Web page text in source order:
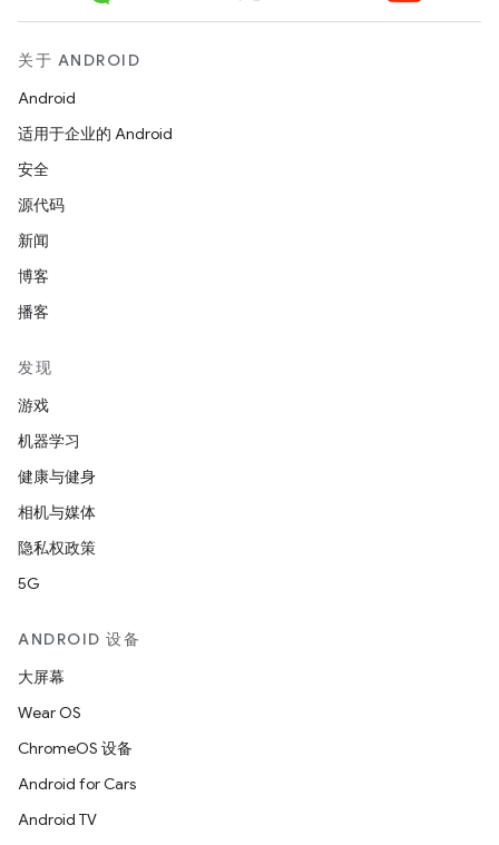
关于 ANDROID
Android
适用于企业的 Android
安全
源代码
新闻
博客
播客
发现
游戏
机器学习
健康与健身
相机与媒体
隐私权政策
5G
ANDROID 设备
大屏幕
Wear OS
ChromeOS 设备
Android for Cars
Android TV